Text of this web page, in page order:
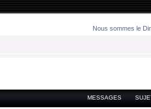
Nous sommes le
MESSAGES